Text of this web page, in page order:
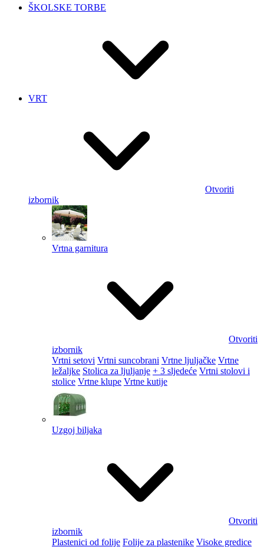
ŠKOLSKE TORBE
VRT
Otvoriti
izbornik
Vrtna garnitura
Otvoriti
izbornik
Vrtni setovi Vrtni suncobrani Vrtne ljuljačke Vrtne
ležaljke Stolica za ljuljanje + 3 sljedeće Vrtni stolovi i
stolice Vrtne klupe Vrtne kutije
Uzgoj biljaka
Otvoriti
izbornik
Plastenici od folije Folije za plastenike Visoke gredice